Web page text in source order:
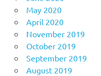
May 2020
April 2020
November 2019
October 2019
September 2019
August 2019